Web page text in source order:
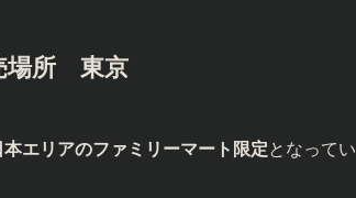
場所 東京
本エリアのファミリーマート限定となってい